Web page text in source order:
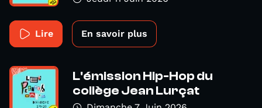
Lire En savoir plus
L'émission Hip-Hop du
collège Jean Lurçat